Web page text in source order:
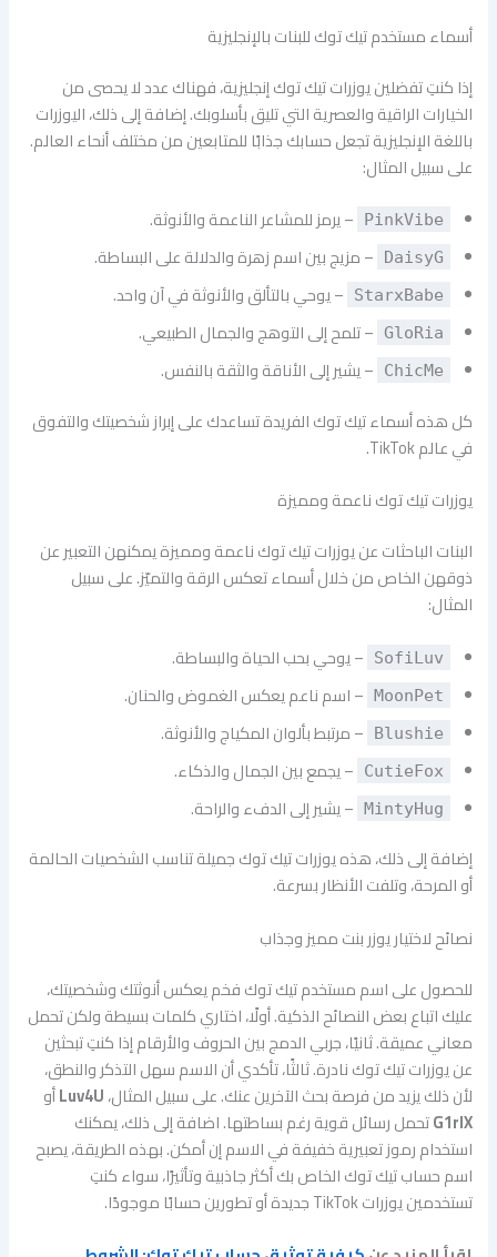
أسماء مستخدم تيك توك للبنات بالإنجليزية
إذا كنتِ تفضلين يوزرات تيك توك إنجليزية، فهناك عدد لا يحصى من
الخيارات الراقية والعصرية التي تليق بأسلوبك. إضافة إلى ذلك، اليوزرات
باللغة الإنجليزية تجعل حسابك جذابًا للمتابعين من مختلف أنحاء العالم.
على سبيل المثال:
PinkVibe – يرمز للمشاعر الناعمة والأنوثة.
DaisyG – مزيج بين اسم زهرة والدلالة على البساطة.
StarxBabe – يوحي بالتألق والأنوثة في آن واحد.
GloRia – تلمح إلى التوهج والجمال الطبيعي.
ChicMe
– يشير إلى الأناقة والثقة بالنفس.
كل هذه أسماء تيك توك الفريدة تساعدك على إبراز شخصيتك والتفوق
في عالم TikTok.
يوزرات تيك توك ناعمة ومميزة
البنات الباحثات عن يوزرات تيك توك ناعمة ومميزة يمكنهن التعبير عن
ذوقهن الخاص من خلال أسماء تعكس الرقة والتميّز. على سبيل
المثال:
SofiLuv – يوحي بحب الحياة والبساطة.
MoonPet – اسم ناعم يعكس الغموض والحنان.
Blushie – مرتبط بألوان المكياج والأنوثة.
CutieFox – يجمع بين الجمال والذكاء.
MintyHug – يشير إلى الدفء والراحة.
إضافة إلى ذلك، هذه يوزرات تيك توك جميلة تناسب الشخصيات الحالمة
أو المرحة، وتلفت الأنظار بسرعة.
نصائح لاختيار يوزر بنت مميز وجذاب
للحصول على اسم مستخدم تيك توك فخم يعكس أنوثتك وشخصيتك،
عليك اتباع بعض النصائح الذكية. أولًا، اختاري كلمات بسيطة ولكن تحمل
معاني عميقة. ثانيًا، جربي الدمج بين الحروف والأرقام إذا كنتِ تبحثين
عن يوزرات تيك توك نادرة. ثالثًا، تأكدي أن الاسم سهل التذكر والنطق،
لأن ذلك يزيد من فرصة بحث الآخرين عنك. على سبيل المثال،Luv4Uأو
G1rlXتحمل رسائل قوية رغم بساطتها. اضافة إلى ذلك، يمكنك
استخدام رموز تعبيرية خفيفة في الاسم إن أمكن. بهذه الطريقة، يصبح
اسم حساب تيك توك الخاص بك أكثر جاذبية وتأثيرًا، سواء كنتِ
تستخدمين يوزرات TikTok جديدة أو تطورين حسابًا موجودًا.